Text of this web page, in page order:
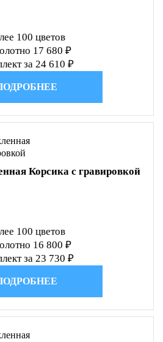
100 цветов
17 680 ₽
за 24 610 ₽
Корсика с гравировкой
100 цветов
16 800 ₽
за 23 730 ₽